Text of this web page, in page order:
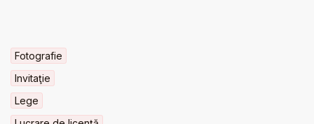
Fotografie
Invitaţie
Lege